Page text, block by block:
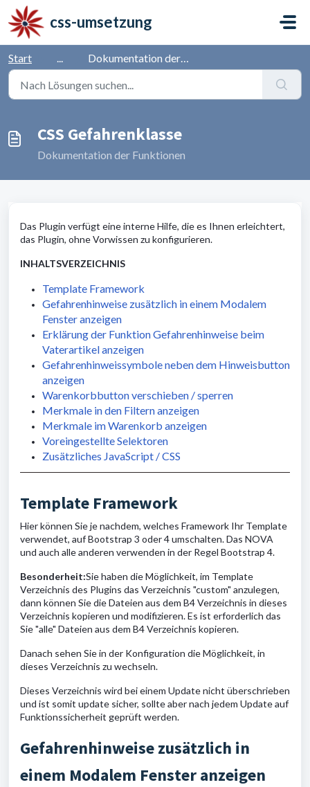
Zum hauptsächlichen Inhalt gehen
css-umsetzung
Start ... Dokumentation der Funktionen
CSS Gefahrenklasse
Dokumentation der Funktionen
Das Plugin verfügt eine interne Hilfe, die es Ihnen erleichtert,
das Plugin, ohne Vorwissen zu konfigurieren.
INHALTSVERZEICHNIS
Template Framework
Gefahrenhinweise zusätzlich in einem Modalem
Fenster anzeigen
Erklärung der Funktion Gefahrenhinweise beim
Vaterartikel anzeigen
Gefahrenhinweissymbole neben dem Hinweisbutton
anzeigen
Warenkorbbutton verschieben / sperren
Merkmale in den Filtern anzeigen
Merkmale im Warenkorb anzeigen
Voreingestellte Selektoren
Zusätzliches JavaScript / CSS
Template Framework
Hier können Sie je nachdem, welches Framework Ihr Template
verwendet, auf Bootstrap 3 oder 4 umschalten. Das NOVA
und auch alle anderen verwenden in der Regel Bootstrap 4.
Besonderheit:Sie haben die Möglichkeit, im Template
Verzeichnis des Plugins das Verzeichnis "custom" anzulegen,
dann können Sie die Dateien aus dem B4 Verzeichnis in dieses
Verzeichnis kopieren und modifizieren. Es ist erforderlich das
Sie "alle" Dateien aus dem B4 Verzeichnis kopieren.
Danach sehen Sie in der Konfiguration die Möglichkeit, in
dieses Verzeichnis zu wechseln.
Dieses Verzeichnis wird bei einem Update nicht überschrieben
und ist somit update sicher, sollte aber nach jedem Update auf
Funktionssicherheit geprüft werden.
Gefahrenhinweise zusätzlich in
einem Modalem Fenster anzeigen